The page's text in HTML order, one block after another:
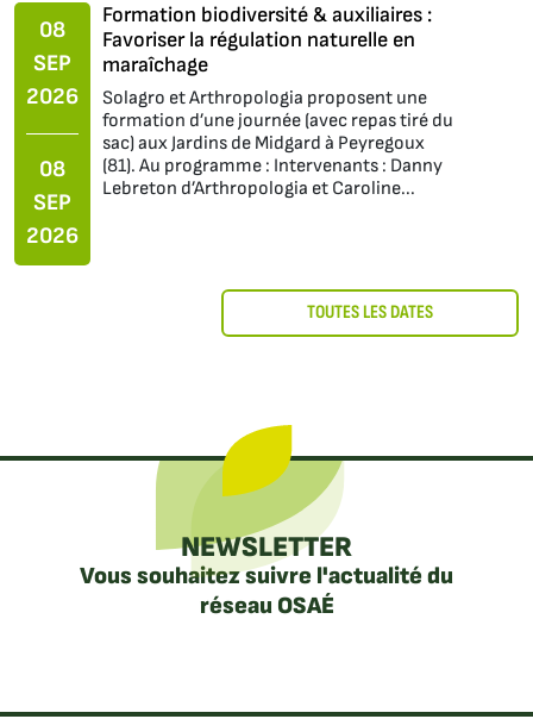
08
SEP
2026
08
SEP
2026
Formation biodiversité & auxiliaires :
Favoriser la régulation naturelle en
maraîchage
Solagro et Arthropologia proposent une
formation d’une journée (avec repas tiré du
sac) aux Jardins de Midgard à Peyregoux
(81). Au programme : Intervenants : Danny
Lebreton d’Arthropologia et Caroline...
TOUTES LES DATES
NEWSLETTER
Vous souhaitez suivre l'actualité du
réseau OSAÉ